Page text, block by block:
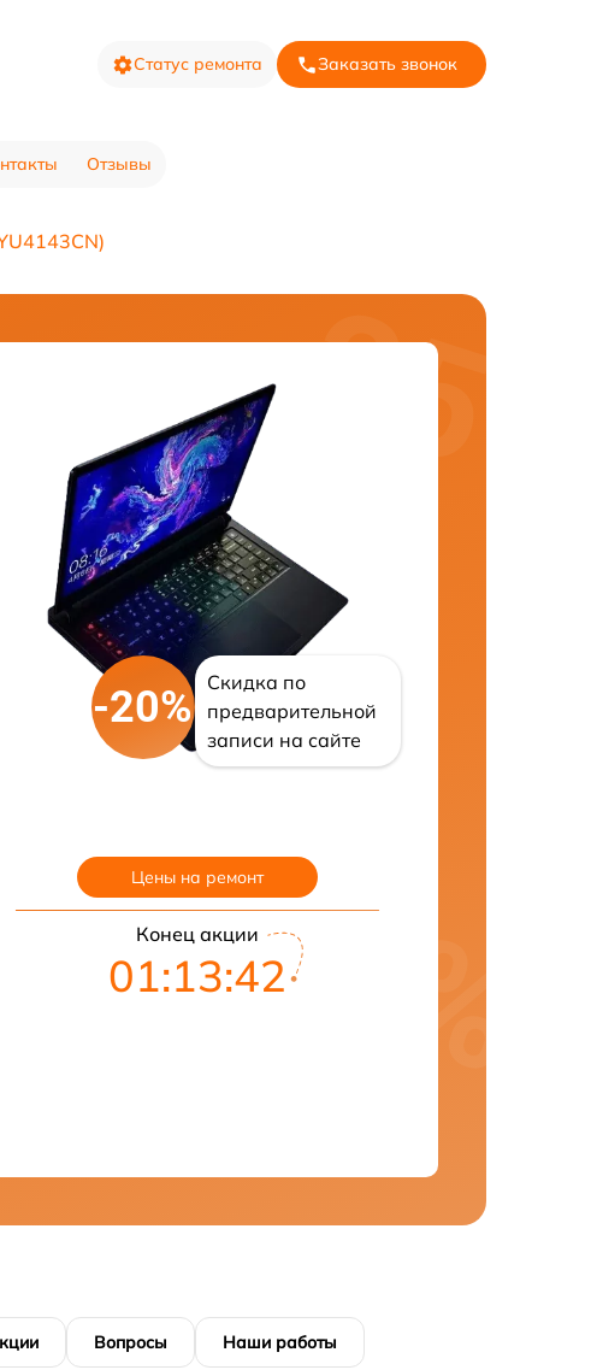
Статус ремонта Заказать звонок
Отзывы
-20%
Скидка по
предварительной
записи на сайте
Цены на ремонт
Конец акции
01:13:41
Вопросы Наши работы